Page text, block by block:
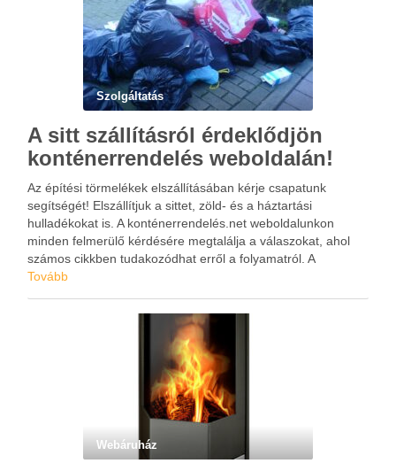
Szolgáltatás
A sitt szállításról érdeklődjön
konténerrendelés weboldalán!
Az építési törmelékek elszállításában kérje csapatunk
segítségét! Elszállítjuk a sittet, zöld- és a háztartási
hulladékokat is. A konténerrendelés.net weboldalunkon
minden felmerülő kérdésére megtalálja a válaszokat, ahol
számos cikkben tudakozódhat erről a folyamatról. A
megrendelése előtt érdeklődhet a konténerrendelés.net
tájékoztatást kaphat.
Tovább
Webáruház